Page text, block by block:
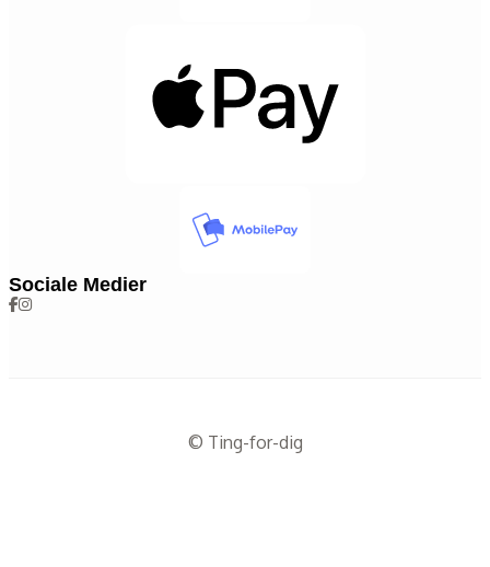
Sociale Medier
© Ting-for-dig